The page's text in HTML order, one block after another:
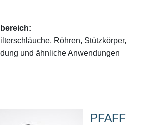
Röhren, Stützkörper,
und ähnliche Anwendungen
PFAFF